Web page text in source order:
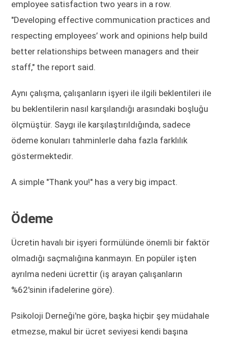
employee satisfaction two years in a row.
"Developing effective communication practices and
respecting employees’ work and opinions help build
better relationships between managers and their
staff," the report said.
Aynı çalışma, çalışanların işyeri ile ilgili beklentileri ile
bu beklentilerin nasıl karşılandığı arasındaki boşluğu
ölçmüştür. Saygı ile karşılaştırıldığında, sadece
ödeme konuları tahminlerle daha fazla farklılık
göstermektedir.
A simple "Thank you!" has a very big impact.
Ödeme
Ücretin havalı bir işyeri formülünde önemli bir faktör
olmadığı saçmalığına kanmayın. En popüler işten
ayrılma nedeni ücrettir (iş arayan çalışanların
%62'sinin ifadelerine göre).
Psikoloji Derneği'ne göre, başka hiçbir şey müdahale
etmezse, makul bir ücret seviyesi kendi başına